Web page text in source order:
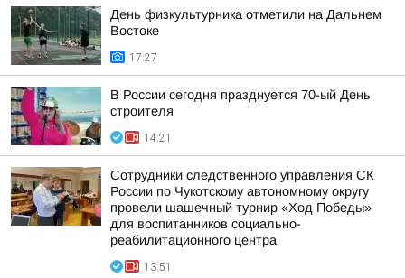
День физкультурника отметили на Дальнем
Востоке
17:27
В России сегодня празднуется 70-ый День
строителя
14:21
Сотрудники следственного управления СК
России по Чукотскому автономному округу
провели шашечный турнир «Ход Победы»
для воспитанников социально-
реабилитационного центра
13:51